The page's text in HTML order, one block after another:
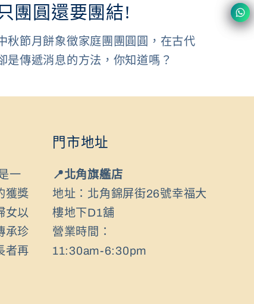
團圓還要團結!
秋節月餅象徵家庭團團圓圓，在古代
是傳遞消息的方法，你知道嗎？
一
獲獎
女以
承珍
者再
門市地址
📍北角旗艦店
地址：北角錦屏街26號幸福大
樓地下D1舖
營業時間：
11:30am-6:30pm